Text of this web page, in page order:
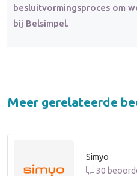
besluitvormingsproces om
bij Belsimpel.
Meer gerelateerde
Simyo
30